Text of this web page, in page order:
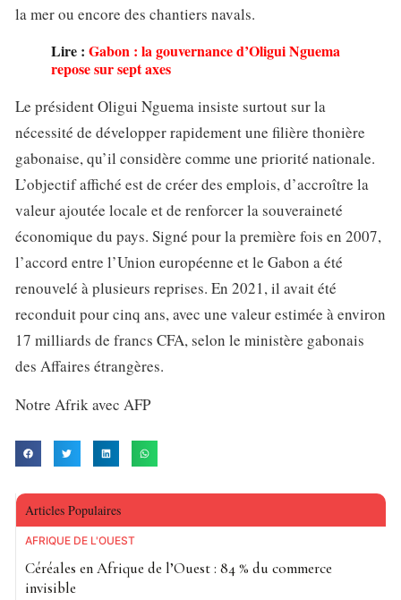
la mer ou encore des chantiers navals.
Lire : Gabon : la gouvernance d’Oligui Nguema
repose sur sept axes
Le président Oligui Nguema insiste surtout sur la
nécessité de développer rapidement une filière thonière
gabonaise, qu’il considère comme une priorité nationale.
L’objectif affiché est de créer des emplois, d’accroître la
valeur ajoutée locale et de renforcer la souveraineté
économique du pays. Signé pour la première fois en 2007,
l’accord entre l’Union européenne et le Gabon a été
renouvelé à plusieurs reprises. En 2021, il avait été
reconduit pour cinq ans, avec une valeur estimée à environ
17 milliards de francs CFA, selon le ministère gabonais
des Affaires étrangères.
Notre Afrik avec AFP
Articles Populaires
AFRIQUE DE L'OUEST
Céréales en Afrique de l’Ouest : 84 % du commerce
invisible